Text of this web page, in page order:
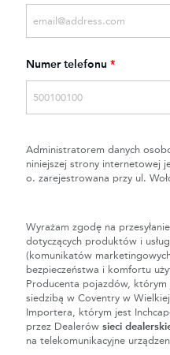
Numer telefonu *
Administratorem danych
niniejszej strony internetowej
o. zarejestrowana przy ul.
Wyrażam zgodę na
dotyczących produktów i
(komunikatów
bezpieczeństwa i komfortu
Producenta pojazdów,
siedzibą w Coventry w
Importera, którym jest
przez Dealerów sieci
na telekomunikacyjne